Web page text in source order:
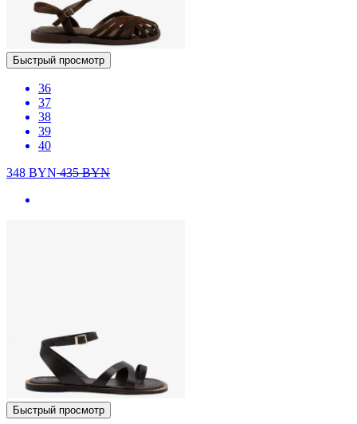
Быстрый просмотр
36
37
38
39
40
348 BYN435BYN
Быстрый просмотр